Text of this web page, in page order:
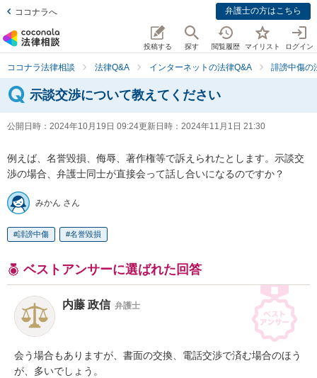
ココナラへ 弁護士の方はこちら
投稿する 探す 閲覧履歴 マイリスト ログイン
ココナラ法律相談 法律Q&A インターネットの法律Q&A 誹謗中傷の
示談交渉について教えてください
公開日時： 2024年10月19日 09:24更新日時： 2024年11月1日 21:30
例えば、名誉毀損、侮辱、著作権等で訴えられたとします。示談交
渉の場合、弁護士同士が直接会って話し合いになるのですか？
みかん さん
誹謗中傷 名誉毀損
ベストアンサーに選ばれた回答
内藤 政信 弁護士
会う場合もありますが、書面の交換、電話交渉で済む場合のほう
が、多いでしょう。